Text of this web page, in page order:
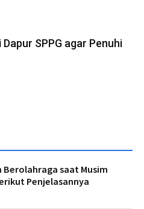
SPPG agar Penuhi
Berolahraga saat Musim
Penjelasannya